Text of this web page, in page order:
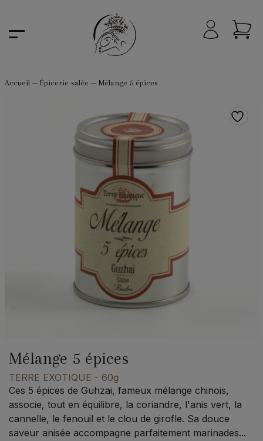
Accueil— Épicerie salée — Mélange 5 épices
Mélange 5 épices
TERRE EXOTIQUE - 60g
Ces 5 épices de Guhzai, fameux mélange chinois,
associe, tout en équilibre, la coriandre, l'anis vert, la
cannelle, le fenouil et le clou de girofle. Sa douce
saveur anisée accompagne parfaitement marinades...